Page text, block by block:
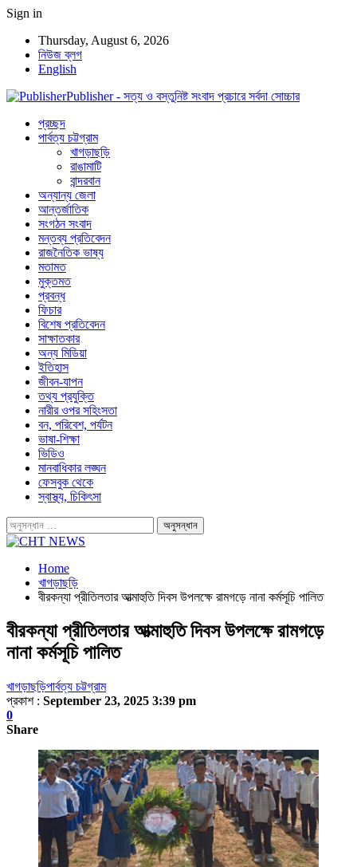
Sign in
Thursday, August 6, 2026
নিউজ ব্লগ
English
Publisher - সত্য ও বস্তুনিষ্ট সংবাদ প্রচারে সর্বদা সোচ্চার
প্রচ্ছদ
পার্বত্য চট্টগ্রাম
খাগড়াছড়ি
রাঙামাটি
বান্দরবান
অন্যান্য জেলা
আন্তর্জাতিক
সংগঠন সংবাদ
মন্তব্য প্রতিবেদন
রাজনৈতিক ভাষ্য
মতামত
মুক্তমত
প্রবন্ধ
ফিচার
বিশেষ প্রতিবেদন
সাক্ষাতকার
অন্য মিডিয়া
ইতিহাস
জীবন-যাপন
তথ্য প্রযুক্তি
নারীর ওপর সহিংসতা
বন, পরিবেশ, পর্যটন
ভাষা-শিক্ষা
ভিডিও
মানবাধিকার লঙ্ঘন
ফেসবুক থেকে
স্বাস্থ্য, চিকিৎসা
Home
খাগড়াছড়ি
বীরকন্যা প্রীতিলতার আত্মাহুতি দিবস উপলক্ষে রামগড়ে নানা কর্মসূচি পালিত
বীরকন্যা প্রীতিলতার আত্মাহুতি দিবস উপলক্ষে রামগড়ে
নানা কর্মসূচি পালিত
খাগড়াছড়িপার্বত্য চট্টগ্রাম
প্রকাশ : September 23, 2025 3:39 pm
0
Share